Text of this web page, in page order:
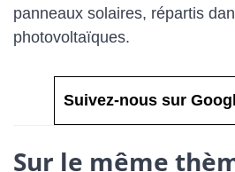
panneaux solaires, répartis
photovoltaïques.
Suivez-nous sur
Sur le même